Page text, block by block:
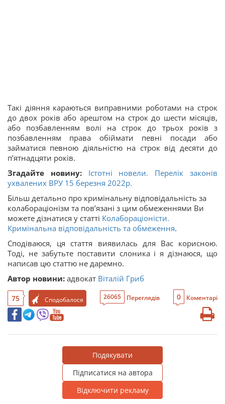
Такі діяння караються виправними роботами на строк
до двох років або арештом на строк до шести місяців,
або позбавленням волі на строк до трьох років з
позбавленням права обіймати певні посади або
займатися певною діяльністю на строк від десяти до
п’ятнадцяти років.
Згадайте новину: Істотні новели. Перелік законів
ухвалених ВРУ 15 березня 2022р.
Більш детально про кримінальну відповідальність за
колабораціонізм та пов’язані з цим обмеженнями Ви
можете дізнатися у статті Колабораціоністи.
Кримінальна відповідальність та обмеження.
Сподіваюся, ця стаття виявилась для Вас корисною.
Тоді, не забутьте поставити слоника і я дізнаюся, що
написав цю статтю не даремно.
Автор новини: адвокат Віталій Гриб
75 Сподобалося 26065 Переглядів 0 Коментарі
Подякувати
Підписатися на автора
Відключити рекламу